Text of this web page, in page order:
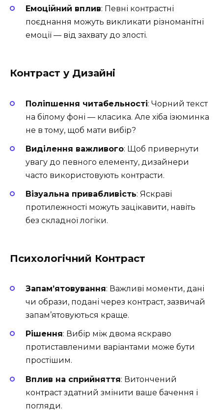
Емоційний вплив: Певні контрастні
поєднання можуть викликати різноманітні
емоції — від захвату до злості.
Контраст у Дизайні
Поліпшення читабельності: Чорний текст
на білому фоні — класика. Але хіба ізюминка
не в тому, щоб мати вибір?
Виділення важливого: Щоб привернути
увагу до певного елементу, дизайнери
часто використовують контрасти.
Візуальна привабливість: Яскраві
протилежності можуть зацікавити, навіть
без складної логіки.
Психологічний Контраст
Запам’ятовування: Важливі моменти, дані
чи образи, подані через контраст, зазвичай
запам’ятовуються краще.
Рішення: Вибір між двома яскраво
протиставленими варіантами може бути
простішим.
Вплив на сприйняття: Витончений
контраст здатний змінити ваше бачення і
погляди.